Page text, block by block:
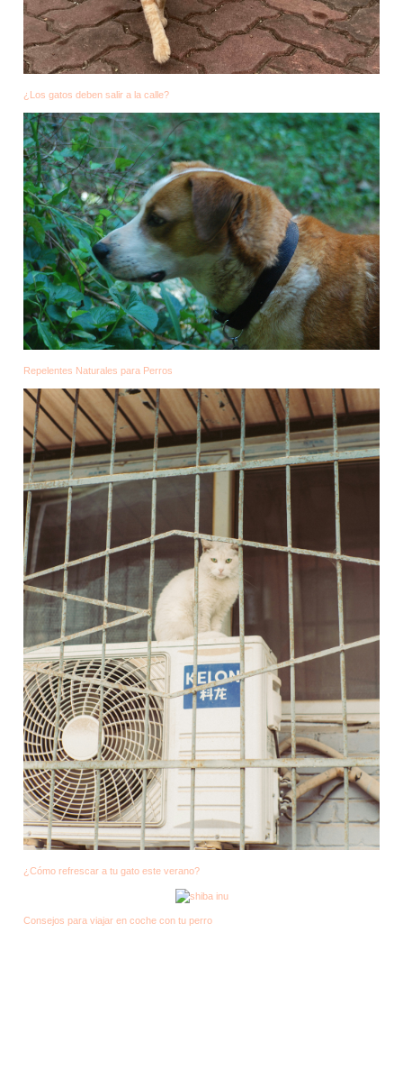
¿Los gatos deben salir a la calle?
Repelentes Naturales para Perros
¿Cómo refrescar a tu gato este verano?
Consejos para viajar en coche con tu perro